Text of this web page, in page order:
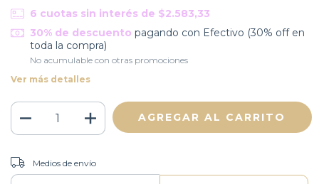
6 cuotas sin interés de $2.583,33
30% de descuento pagando con Efectivo (30% off en
toda la compra)
No acumulable con otras promociones
Ver más detalles
Entregas para el CP:
Medios de envío